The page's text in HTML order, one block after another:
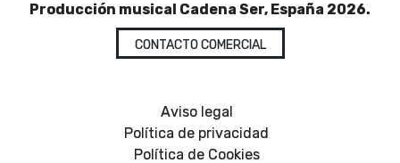
Producción musical Cadena Ser, España 2026.
CONTACTO COMERCIAL
Aviso legal
Política de privacidad
Política de Cookies